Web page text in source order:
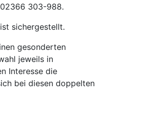
303-988.
sichergestellt.
gesonderten
jeweils in
Interesse die
bei diesen doppelten